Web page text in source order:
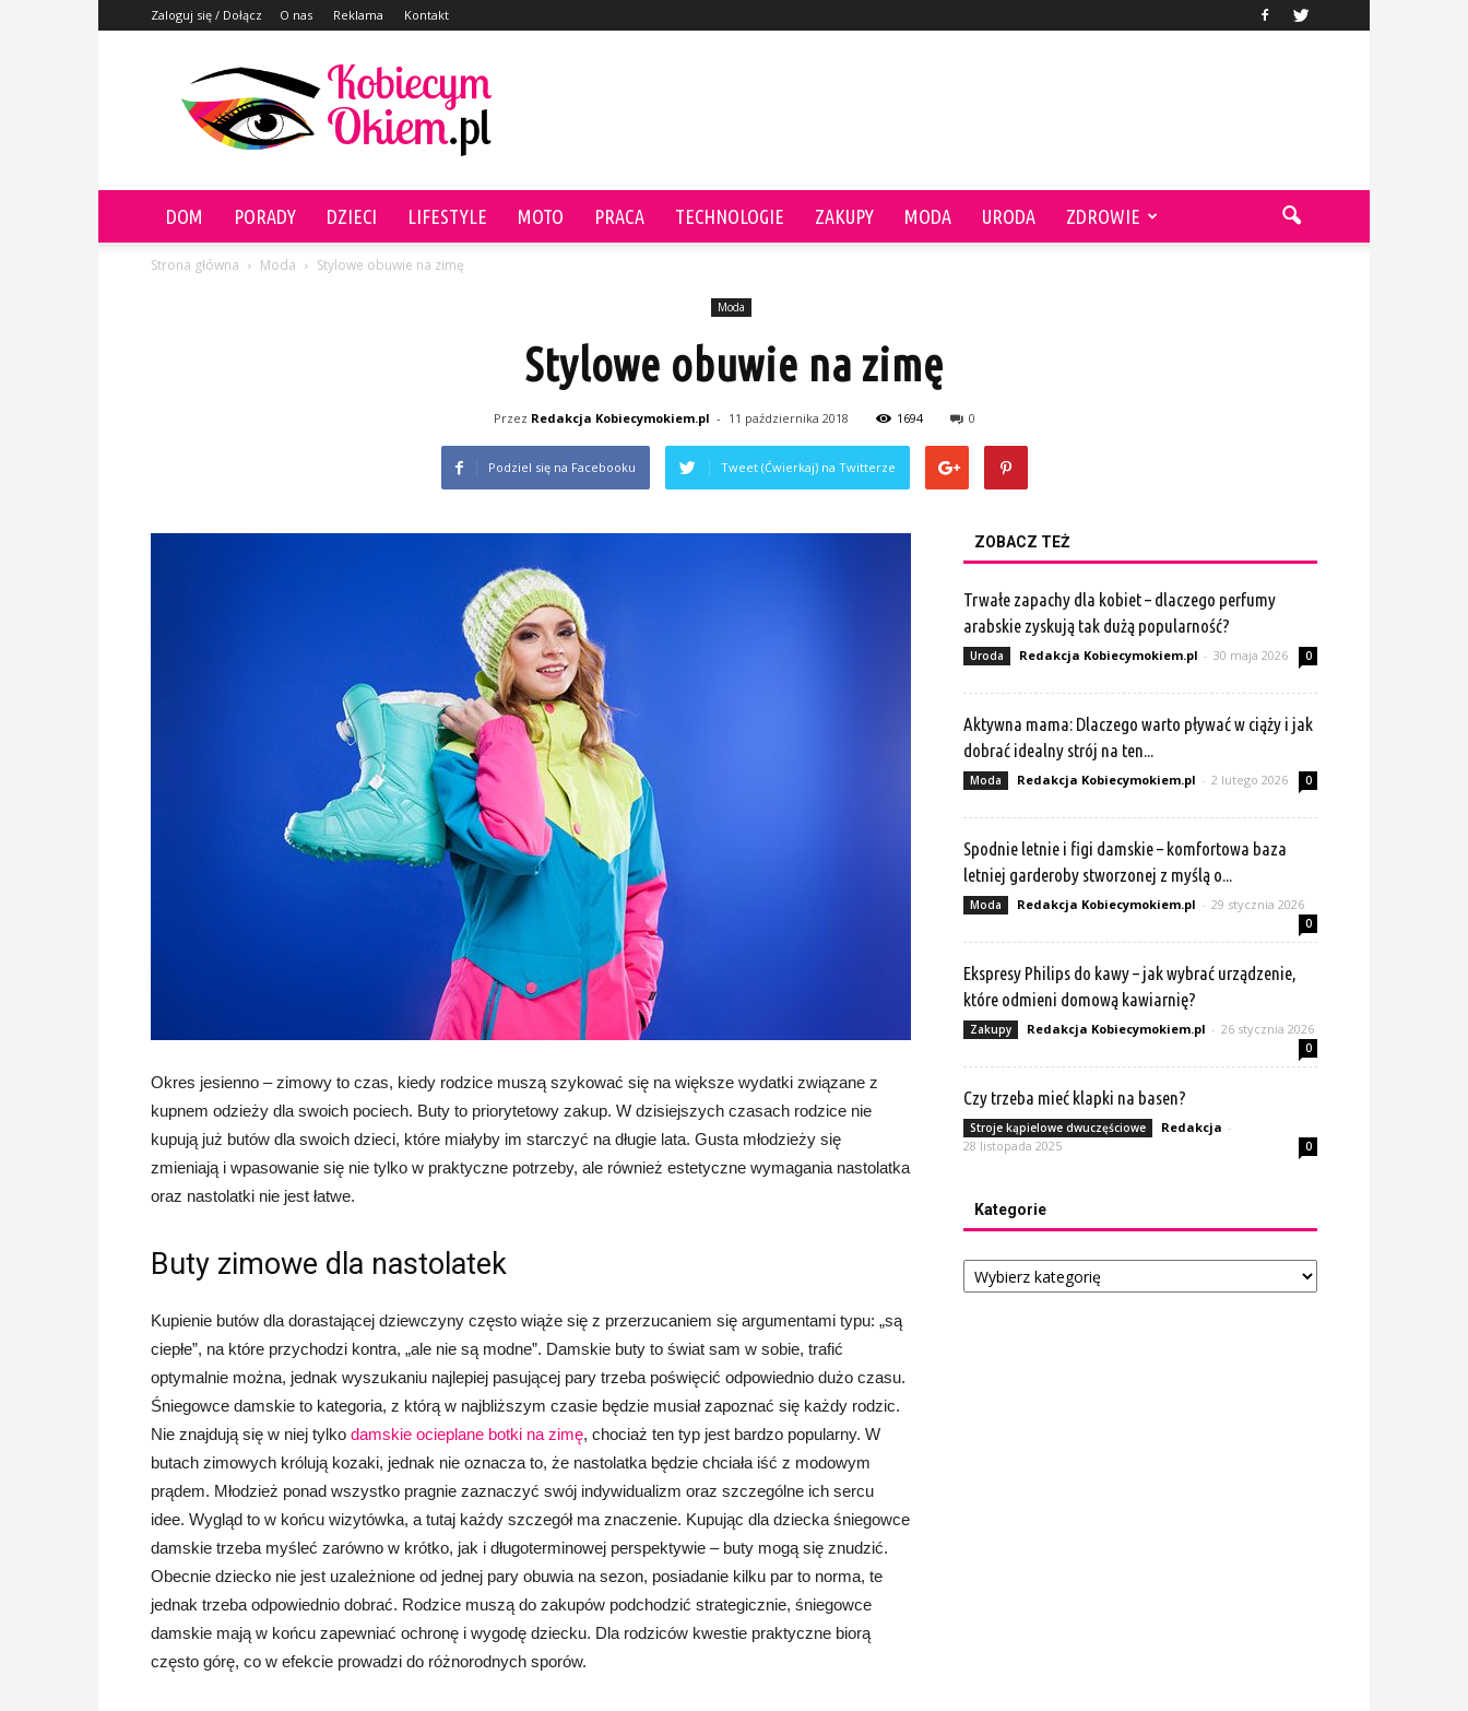
Zaloguj się / Dołącz O nas Reklama Kontakt
KobiecymOkiem.pl
DOM PORADY DZIECI LIFESTYLE MOTO PRACA TECHNOLOGIE ZAKUPY MODA URODA ZDROWIE
Strona główna Moda Stylowe obuwie na zimę
Moda
Stylowe obuwie na zimę
Przez Redakcja Kobiecymokiem.pl - 11 października 2018 1694 0
Podziel się na Facebooku Tweet (Ćwierkaj) na Twitterze
Okres jesienno – zimowy to czas, kiedy rodzice muszą szykować się na większe wydatki związane z
kupnem odzieży dla swoich pociech. Buty to priorytetowy zakup. W dzisiejszych czasach rodzice nie
kupują już butów dla swoich dzieci, które miałyby im starczyć na długie lata. Gusta młodzieży się
zmieniają i wpasowanie się nie tylko w praktyczne potrzeby, ale również estetyczne wymagania nastolatka
oraz nastolatki nie jest łatwe.
Buty zimowe dla nastolatek
Kupienie butów dla dorastającej dziewczyny często wiąże się z przerzucaniem się argumentami typu: „są
ciepłe”, na które przychodzi kontra, „ale nie są modne”. Damskie buty to świat sam w sobie, trafić
optymalnie można, jednak wyszukaniu najlepiej pasującej pary trzeba poświęcić odpowiednio dużo czasu.
Śniegowce damskie to kategoria, z którą w najbliższym czasie będzie musiał zapoznać się każdy rodzic.
Nie znajdują się w niej tylko damskie ocieplane botki na zimę, chociaż ten typ jest bardzo popularny. W
butach zimowych królują kozaki, jednak nie oznacza to, że nastolatka będzie chciała iść z modowym
prądem. Młodzież ponad wszystko pragnie zaznaczyć swój indywidualizm oraz szczególne ich sercu
idee. Wygląd to w końcu wizytówka, a tutaj każdy szczegół ma znaczenie. Kupując dla dziecka śniegowce
damskie trzeba myśleć zarówno w krótko, jak i długoterminowej perspektywie – buty mogą się znudzić.
Obecnie dziecko nie jest uzależnione od jednej pary obuwia na sezon, posiadanie kilku par to norma, te
jednak trzeba odpowiednio dobrać. Rodzice muszą do zakupów podchodzić strategicznie, śniegowce
damskie mają w końcu zapewniać ochronę i wygodę dziecku. Dla rodziców kwestie praktyczne biorą
często górę, co w efekcie prowadzi do różnorodnych sporów.
ZOBACZ TEŻ
Trwałe zapachy dla kobiet – dlaczego perfumy
arabskie zyskują tak dużą popularność?
Uroda Redakcja Kobiecymokiem.pl - 30 maja 2026 0
Aktywna mama: Dlaczego warto pływać w ciąży i jak
dobrać idealny strój na ten...
Moda Redakcja Kobiecymokiem.pl - 2 lutego 2026 0
Spodnie letnie i figi damskie – komfortowa baza
letniej garderoby stworzonej z myślą o...
Moda Redakcja Kobiecymokiem.pl - 29 stycznia 2026
0
Ekspresy Philips do kawy – jak wybrać urządzenie,
które odmieni domową kawiarnię?
Zakupy Redakcja Kobiecymokiem.pl - 26 stycznia 2026
0
Czy trzeba mieć klapki na basen?
Stroje kąpielowe dwuczęściowe Redakcja -
28 listopada 2025
0
Kategorie
Kategorie